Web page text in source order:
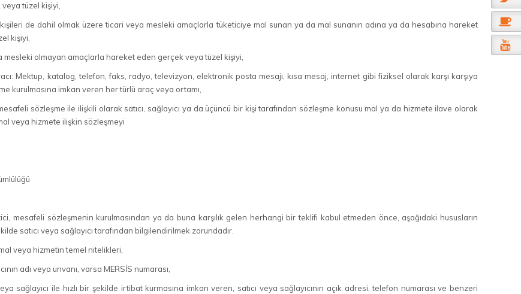
tüzel kişiyi,
kişileri de dahil olmak üzere ticari veya mesleki amaçlarla tüketiciye mal sunan ya da mal sunanın adına ya da hesabına hareket
kişiyi,
mesleki olmayan amaçlarla hareket eden gerçek veya tüzel kişiyi,
Mektup, katalog, telefon, faks, radyo, televizyon, elektronik posta mesajı, kısa mesaj, internet gibi fiziksel olarak karşı karşıya
kurulmasına imkan veren her türlü araç veya ortamı,
sözleşme ile ilişkili olarak satıcı, sağlayıcı ya da üçüncü bir kişi tarafından sözleşme konusu mal ya da hizmete ilave olarak
veya hizmete ilişkin sözleşmeyi
mesafeli sözleşmenin kurulmasından ya da buna karşılık gelen herhangi bir teklifi kabul etmeden önce, aşağıdaki hususların
satıcı veya sağlayıcı tarafından bilgilendirilmek zorundadır.
veya hizmetin temel nitelikleri,
adı veya unvanı, varsa MERSİS numarası,
sağlayıcı ile hızlı bir şekilde irtibat kurmasına imkan veren, satıcı veya sağlayıcının açık adresi, telefon numarası ve benzeri